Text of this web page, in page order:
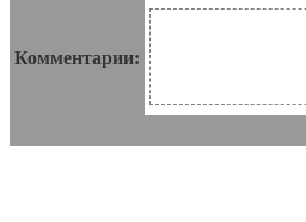
Комментарии: